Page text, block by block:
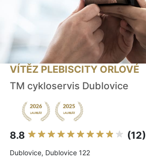
VÍTĚZ PLEBISCITY ORLOVÉ
TM cykloservis Dublovice
8.8 (12)
Dublovice, Dublovice 122